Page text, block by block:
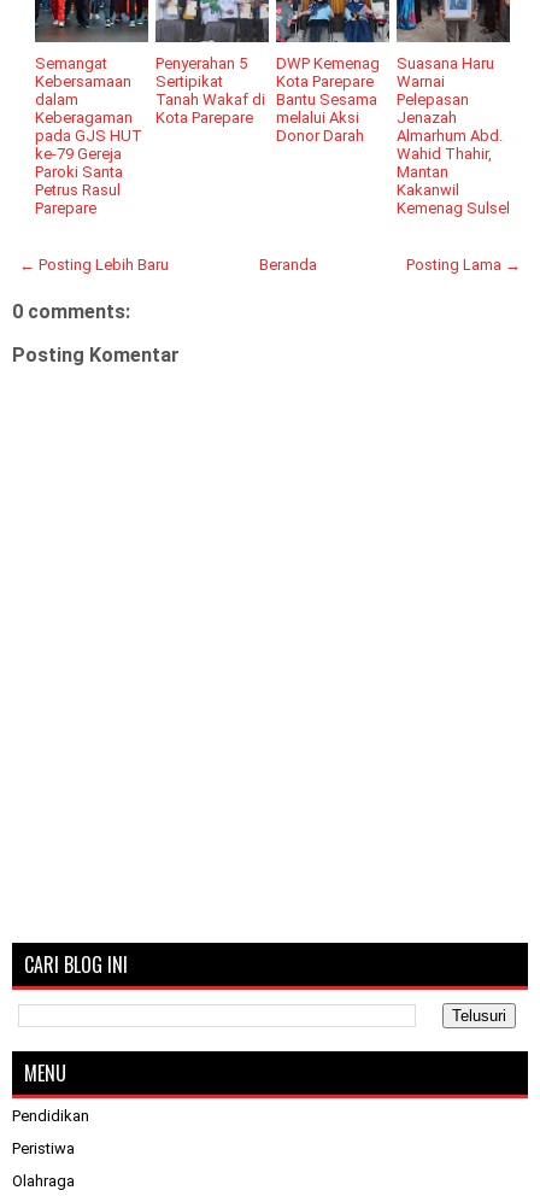
Semangat
Kebersamaan
dalam
Keberagaman
pada GJS HUT
ke-79 Gereja
Paroki Santa
Petrus Rasul
Parepare
Penyerahan 5
Sertipikat
Tanah Wakaf di
Kota Parepare
DWP Kemenag
Kota Parepare
Bantu Sesama
melalui Aksi
Donor Darah
Suasana Haru
Warnai
Pelepasan
Jenazah
Almarhum Abd.
Wahid Thahir,
Mantan
Kakanwil
Kemenag Sulsel
← Posting Lebih Baru Posting Lama →
Beranda
0 comments:
Posting Komentar
CARI BLOG INI
MENU
Pendidikan
Peristiwa
Olahraga